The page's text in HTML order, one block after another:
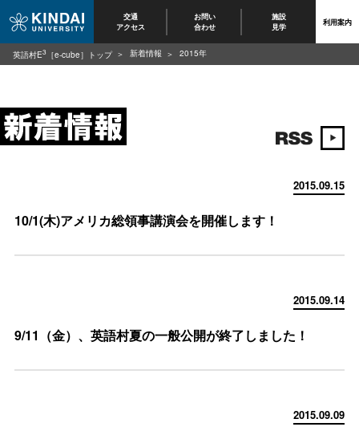
交通
アクセス
お問い
合わせ
施設
見学 利用案内
2015.09.15
10/1(木)アメリカ総領事講演会を開催します！
2015.09.14
9/11（金）、英語村夏の一般公開が終了しました！
2015.09.09
英語村E3 ［e-cube］トップ 新着情報 2015年